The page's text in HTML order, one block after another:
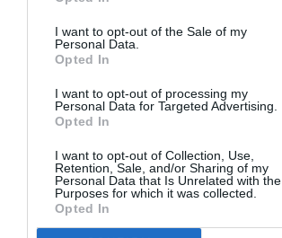
I want to opt-out of the Sale of my
Personal Data.
Opted In
I want to opt-out of processing my
Personal Data for Targeted Advertising.
Opted In
I want to opt-out of Collection, Use,
Retention, Sale, and/or Sharing of my
Personal Data that Is Unrelated with the
Purposes for which it was collected.
Opted In
CONSULTÉS DU MOIS